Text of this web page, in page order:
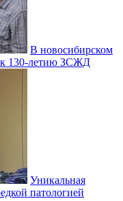
В новосибирском
к 130-летию ЗСЖД
Уникальная
патологией